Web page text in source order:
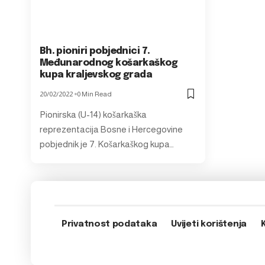
Bh. pioniri pobjednici 7.
Međunarodnog košarkaškog
kupa kraljevskog grada
20/02/2022 0 Min Read
Pionirska (U-14) košarkaška
reprezentacija Bosne i Hercegovine
pobjednik je 7. Košarkaškog kupa…
Privatnost podataka Uvijeti korištenja